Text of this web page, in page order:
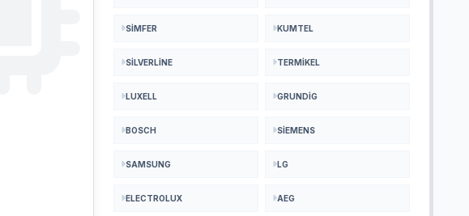
SIMFER KUMTEL
SILVERLINE TERMIKEL
LUXELL GRUNDIG
BOSCH SIEMENS
SAMSUNG LG
ELECTROLUX AEG